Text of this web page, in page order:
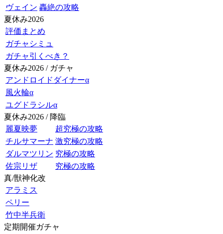
ヴェイン 轟絶の攻略
夏休み2026
評価まとめ
ガチャシミュ
ガチャ引くべき？
夏休み2026 / ガチャ
アンドロイドダイナーα
風火輪α
ユグドラシルα
夏休み2026 / 降臨
麗夏映夢
超究極の攻略
チルサマーナ 激究極の攻略
ダルマツリン 究極の攻略
佐宗リザ
究極の攻略
真/獣神化改
アラミス
ペリー
竹中半兵衛
定期開催ガチャ